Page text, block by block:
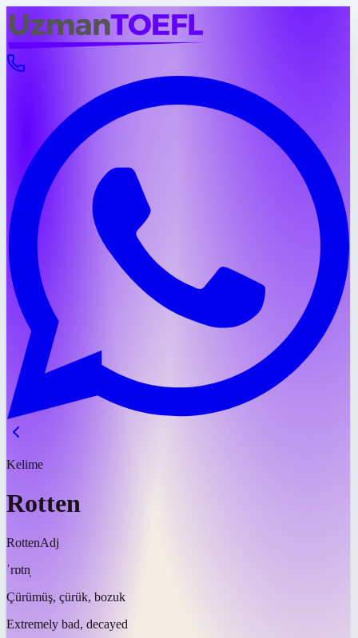
Kelime
Rotten
RottenAdj
ˈrɒtn̩
Çürümüş, çürük, bozuk
Extremely bad, decayed